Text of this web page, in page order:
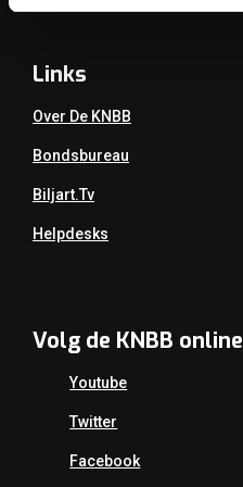
Links
Over De KNBB
Bondsbureau
Biljart.tv
Helpdesks
Volg de KNBB online
Youtube
Twitter
Facebook